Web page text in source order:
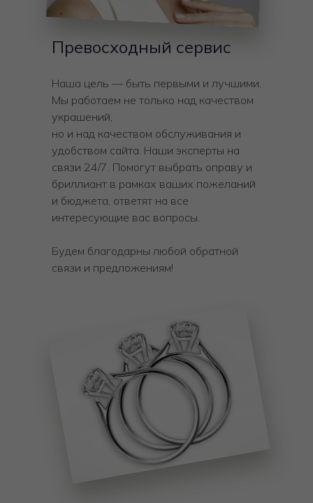
Превосходный сервис
Наша цель — быть первыми и лучшими.
Мы работаем не только над качеством
украшений,
но и над качеством обслуживания и
удобством сайта. Наши эксперты на
связи 24/7. Помогут выбрать оправу и
бриллиант в рамках ваших пожеланий
и бюджета, ответят на все
интересующие вас вопросы.
Будем благодарны любой обратной
связи и предложениям!